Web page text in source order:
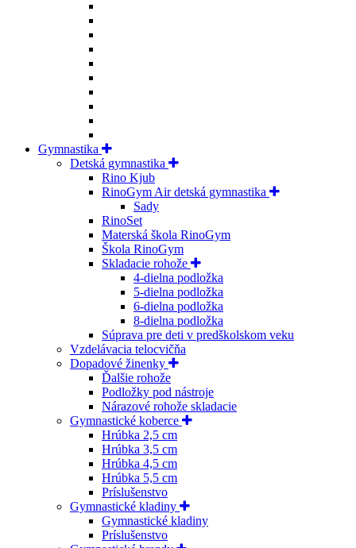
Gymnastika
Detská gymnastika
Rino Kjub
RinoGym Air detská gymnastika
Sady
RinoSet
Materská škola RinoGym
Škola RinoGym
Skladacie rohože
4-dielna podložka
5-dielna podložka
6-dielna podložka
8-dielna podložka
Súprava pre deti v predškolskom veku
Vzdelávacia telocvičňa
Dopadové žinenky
Ďalšie rohože
Podložky pod nástroje
Nárazové rohože skladacie
Gymnastické koberce
Hrúbka 2,5 cm
Hrúbka 3,5 cm
Hrúbka 4,5 cm
Hrúbka 5,5 cm
Príslušenstvo
Gymnastické kladiny
Gymnastické kladiny
Príslušenstvo